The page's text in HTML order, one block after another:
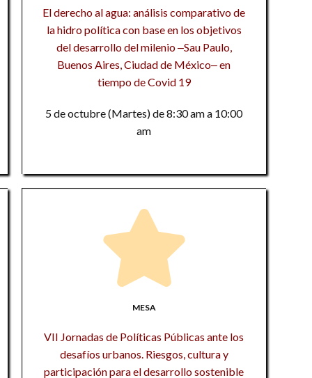
El derecho al agua: análisis comparativo de
la hidro política con base en los objetivos
del desarrollo del milenio ‒Sau Paulo,
Buenos Aires, Ciudad de México‒ en
tiempo de Covid 19
5 de octubre (Martes) de 8:30 am a 10:00
am
MESA
VII Jornadas de Políticas Públicas ante los
desafíos urbanos. Riesgos, cultura y
participación para el desarrollo sostenible